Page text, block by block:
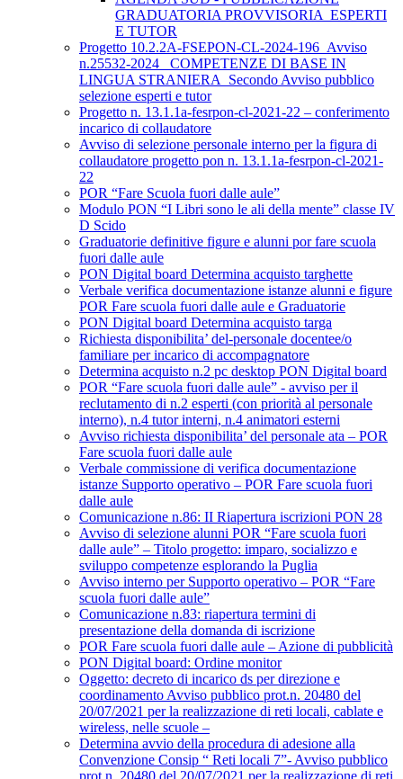
GRADUATORIA PROVVISORIA ESPERTI
E TUTOR
Progetto 10.2.2A-FSEPON-CL-2024-196_Avviso
n.25532-2024_ COMPETENZE DI BASE IN
LINGUA STRANIERA_Secondo Avviso pubblico
selezione esperti e tutor
Progetto n. 13.1.1a-fesrpon-cl-2021-22 – conferimento
incarico di collaudatore
Avviso di selezione personale interno per la figura di
collaudatore progetto pon n. 13.1.1a-fesrpon-cl-2021-
22
POR “Fare Scuola fuori dalle aule”
Modulo PON “I Libri sono le ali della mente” classe IV
D Scido
Graduatorie definitive figure e alunni por fare scuola
fuori dalle aule
PON Digital board Determina acquisto targhette
Verbale verifica documentazione istanze alunni e figure
POR Fare scuola fuori dalle aule e Graduatorie
PON Digital board Determina acquisto targa
Richiesta disponibilita’ del-personale docentee/o
familiare per incarico di accompagnatore
Determina acquisto n.2 pc desktop PON Digital board
POR “Fare scuola fuori dalle aule” - avviso per il
reclutamento di n.2 esperti (con priorità al personale
interno), n.4 tutor interni, n.4 animatori esterni
Avviso richiesta disponibilita’ del personale ata – POR
Fare scuola fuori dalle aule
Verbale commissione di verifica documentazione
istanze Supporto operativo – POR Fare scuola fuori
dalle aule
Comunicazione n.86: II Riapertura iscrizioni PON 28
Avviso di selezione alunni POR “Fare scuola fuori
dalle aule” – Titolo progetto: imparo, socializzo e
sviluppo competenze esplorando la Puglia
Avviso interno per Supporto operativo – POR “Fare
scuola fuori dalle aule”
Comunicazione n.83: riapertura termini di
presentazione della domanda di iscrizione
POR Fare scuola fuori dalle aule – Azione di pubblicità
PON Digital board: Ordine monitor
Oggetto: decreto di incarico ds per direzione e
coordinamento Avviso pubblico prot.n. 20480 del
20/07/2021 per la realizzazione di reti locali, cablate e
wireless, nelle scuole –
Determina avvio della procedura di adesione alla
Convenzione Consip “ Reti locali 7”- Avviso pubblico